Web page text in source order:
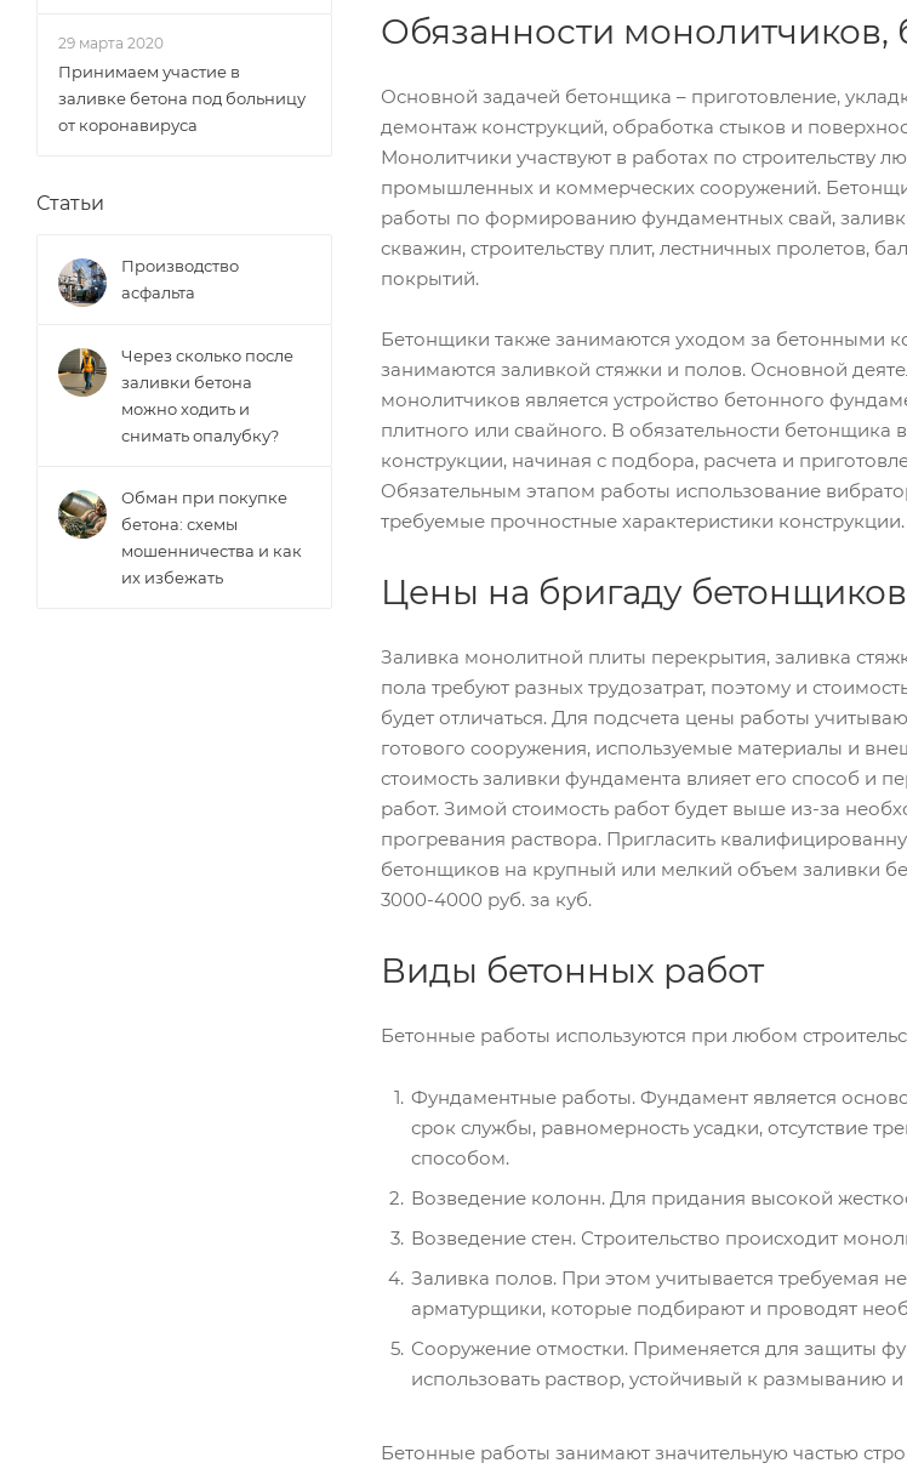
Обязанности монолитчиков,
Основной задачей бетонщика – приготовление,
демонтаж конструкций, обработка стыков и
Монолитчики участвуют в работах по строительству
промышленных и коммерческих сооружений.
работы по формированию фундаментных свай,
скважин, строительству плит, лестничных пролетов,
покрытий.
Бетонщики также занимаются уходом за бетонными
занимаются заливкой стяжки и полов. Основной
монолитчиков является устройство бетонного
плитного или свайного. В обязательности бетонщика
конструкции, начиная с подбора, расчета и
Обязательным этапом работы использование
требуемые прочностные характеристики конструкции.
Цены на бригаду бетонщиков
Заливка монолитной плиты перекрытия, заливка
пола требуют разных трудозатрат, поэтому и
будет отличаться. Для подсчета цены работы
готового сооружения, используемые материалы и
стоимость заливки фундамента влияет его способ и
работ. Зимой стоимость работ будет выше из-за
прогревания раствора. Пригласить
бетонщиков на крупный или мелкий объем заливки
3000-4000 руб. за куб.
Виды бетонных работ
Бетонные работы используются при любом
Фундаментные работы. Фундамент является
срок службы, равномерность усадки, отсутствие
способом.
Возведение колонн. Для придания высокой
Возведение стен. Строительство происходит
Заливка полов. При этом учитывается требуемая
арматурщики, которые подбирают и проводят
Сооружение отмостки. Применяется для защиты
использовать раствор, устойчивый к
Бетонные работы занимают значительную частью
29 марта 2020
Принимаем участие в
заливке бетона под больницу
от коронавируса
Статьи
Производство
асфальта
Через сколько после
заливки бетона
можно ходить и
снимать опалубку?
Обман при покупке
бетона: схемы
мошенничества и как
их избежать